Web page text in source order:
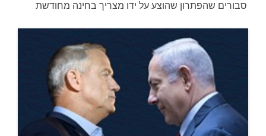
סבורים שהפתרון שהוצע על ידו מצריך בחינה מחודשת